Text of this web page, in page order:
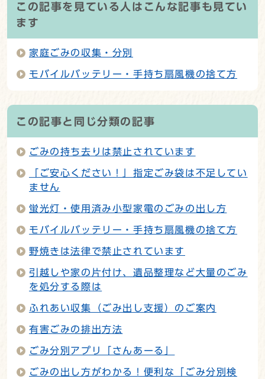
この記事を見ている人はこんな記事も見てい
ます
家庭ごみの収集・分別
モバイルバッテリー・手持ち扇風機の捨て方
この記事と同じ分類の記事
ごみの持ち去りは禁止されています
「ご安心ください！」指定ごみ袋は不足してい
ません
蛍光灯・使用済み小型家電のごみの出し方
モバイルバッテリー・手持ち扇風機の捨て方
野焼きは法律で禁止されています
引越しや家の片付け、遺品整理など大量のごみ
を処分する際は
ふれあい収集（ごみ出し支援）のご案内
有害ごみの排出方法
ごみ分別アプリ「さんあーる」
ごみの出し方がわかる！便利な「ごみ分別検